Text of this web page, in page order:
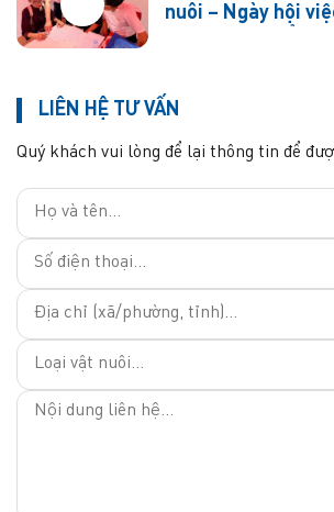
nuôi – Ngày hội
LIÊN HỆ TƯ VẤN
Quý khách vui lòng để lại thông tin để